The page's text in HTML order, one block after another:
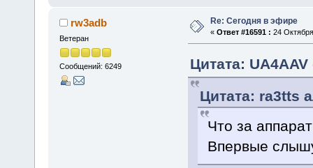
rw3adb
Ветеран
Сообщений: 6249
Re: Сегодня в эфире
« Ответ #16591 : 24
Цитата:
Цитата: ra3tts
Что за
Впервые